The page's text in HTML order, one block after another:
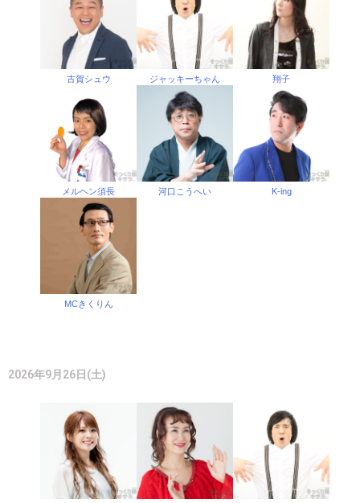
古賀シュウ ジャッキーちゃん 翔子
メルヘン須長 河口こうへい K-ing
MCきくりん
2026年9月26日(土)